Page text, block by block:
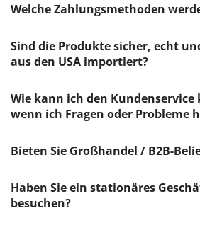
Welche Zahlungsmethoden
Sind die Produkte sicher, echt
aus den USA importiert?
Wie kann ich den
wenn ich Fragen oder Probleme
Bieten Sie Großhandel / B2B-
Haben Sie ein stationäres
besuchen?